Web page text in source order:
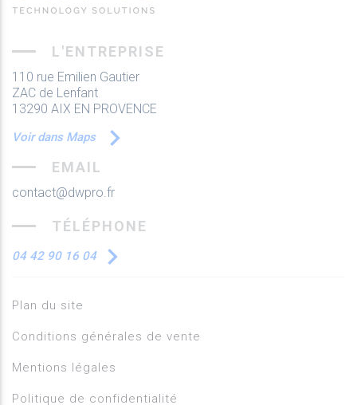
L'ENTREPRISE
110 rue Emilien Gautier
ZAC de Lenfant
13290 AIX EN PROVENCE
Voir dans Maps
EMAIL
contact@dwpro.fr
TÉLÉPHONE
04 42 90 16 04
Plan du site
Conditions générales de vente
Mentions légales
Politique de confidentialité